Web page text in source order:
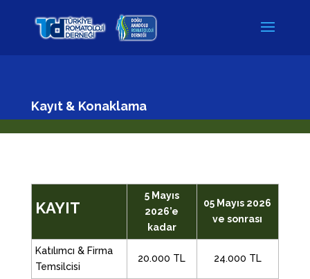
Kayıt & Konaklama
KAYIT
5 Mayıs
2026’e
kadar
05 Mayıs 2026
ve sonrası
Katılımcı & Firma
Temsilcisi
20.000 TL 24.000 TL